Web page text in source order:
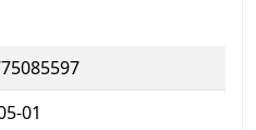
01